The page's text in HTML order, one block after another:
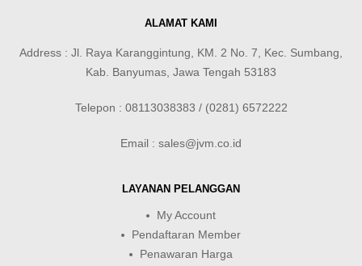
ALAMAT KAMI
Address : Jl. Raya Karanggintung, KM. 2 No. 7, Kec. Sumbang,
Kab. Banyumas, Jawa Tengah 53183
Telepon : 08113038383 / (0281) 6572222
Email : sales@jvm.co.id
LAYANAN PELANGGAN
My Account
Pendaftaran Member
Penawaran Harga